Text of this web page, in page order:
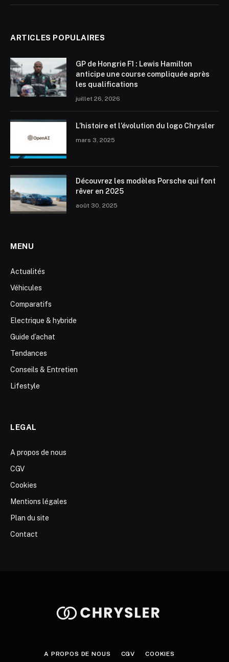
ARTICLES POPULAIRES
GP de Hongrie F1 : Lewis Hamilton
anticipe une course compliquée après
les qualifications
juillet 26, 2026
L’histoire et l’évolution du logo Chrysler
mars 3, 2025
Découvrez les modèles Porsche qui font
rêver en 2025
août 30, 2025
MENU
Actualités
Véhicules
Comparatifs
Electrique & hybride
Guide d’achat
Tendances
Conseils & Entretien
Lifestyle
LEGAL
A propos de nous
CGV
Cookies
Mentions légales
Plan du site
Contact
A PROPOS DE NOUS CGV COOKIES